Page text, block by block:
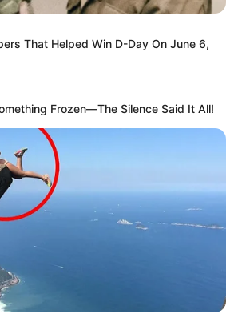
That Helped Win D-Day On June 6,
Frozen—The Silence Said It All!